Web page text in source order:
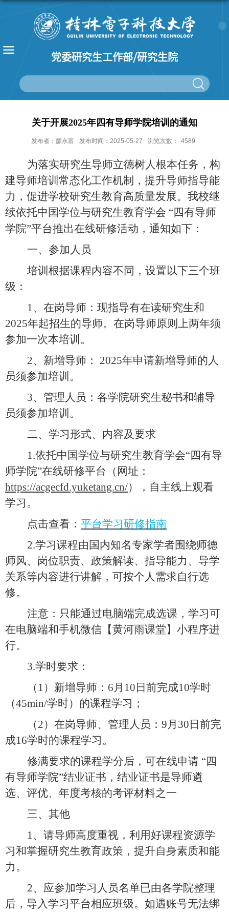
党委研究生工作部/研究生院
关于开展2025年四有导师学院培训的通知
发布者：廖永富 发布时间：2025-05-27 浏览次数： 4589
为落实研究生导师立德树人根本任务，构
建导师培训常态化工作机制，提升导师指导能
力，促进学校研究生教育高质量发展。我校继
续依托中国学位与研究生教育学会 “四有导师
学院”平台推出在线研修活动，通知如下：
一、参加人员
培训根据课程内容不同，设置以下三个班
级：
1 、在岗导师：现指导有在读研究生和
2025年起招生的导师。在岗导师原则上两年须
参加一次本培训。
2、新增导师： 2025年申请新增导师的人
员须参加培训。
3、管理人员：各学院研究生秘书和辅导
员须参加培训。
二、学习形式、内容及要求
1.依托中国学位与研究生教育学会“四有导
师学院”在线研修平台（网址：
https://acgecfd.yuketang.cn/），自主线上观看
学习。
点击查看： 平台学习研修指南
2.学习课程由国内知名专家学者围绕师德
师风、岗位职责、政策解读、指导能力、导学
关系等内容进行讲解，可按个人需求自行选
修。
注意：只能通过电脑端完成选课 ，学习可
在电脑端和手机微信【黄河雨课堂】小程序进
行。
3.学时要求：
（ 1 ）新增导师： 6 月 10 日前完成10学时
（45min/学时）的课程学习；
（2）在岗导师、管理人员： 9 月 30 日前完
成16学时的课程学习。
修满要求的课程学分后，可在线申请 “四
有导师学院”结业证书， 结业证书是导师遴
选、评优、年度考核的考评材料之一
三、其他
1 、请导师高度重视，利用好课程资源学
习和掌握研究生教育政策，提升自身素质和能
力。
2、应参加学习人员名单已由各学院整理
后，导入学习平台相应班级。如遇账号无法绑